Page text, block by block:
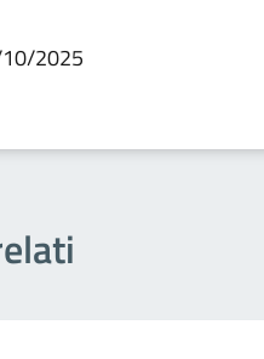
2025